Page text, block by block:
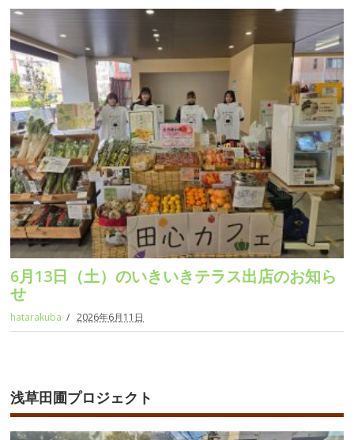
6月13日（土）のいきいきテラス出店のお知ら
せ
hatarakuba 2026年6月11日
浅草田圃プロジェクト